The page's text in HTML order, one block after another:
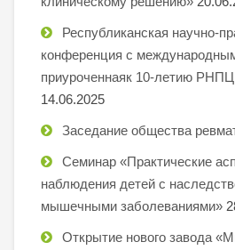
Республиканская научно-
конференция с
приуроченнаяк 10-летию РНПЦ
14.06.2025
Заседание общества
Семинар «Практические
наблюдения детей с
мышечными заболеваниями»
Открытие нового завода